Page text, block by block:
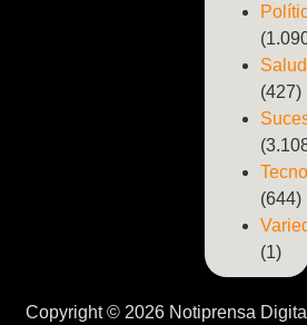
Salud
(427)
(644)
(1)
Copyright © 2026 Notiprensa